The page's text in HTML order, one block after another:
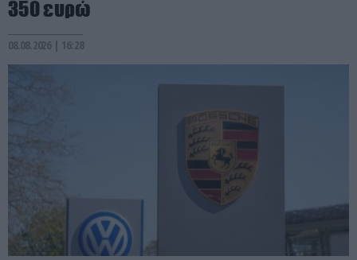
350 ευρώ
08.08.2026 | 16:28